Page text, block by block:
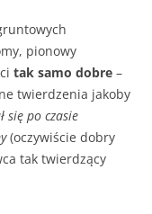
pionowy
tak samo dobre –
twierdzenia jakoby
się po czasie
(oczywiście dobry
tak twierdzący